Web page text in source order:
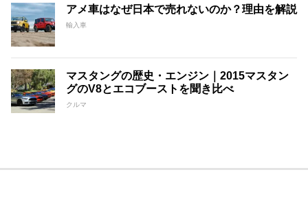
アメ車はなぜ日本で売れないのか？理由を解説
輸入車
マスタングの歴史・エンジン｜2015マスタン
グのV8とエコブーストを聞き比べ
クルマ